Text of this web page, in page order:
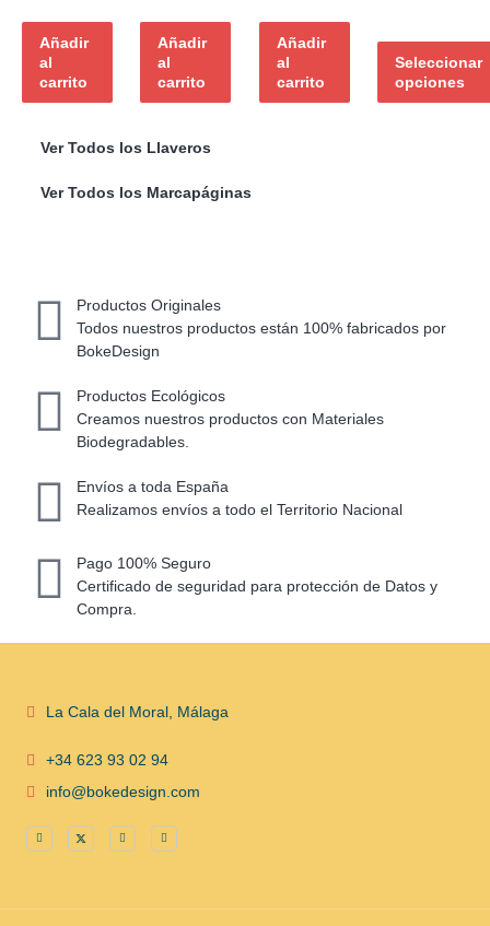
Añadir
al
carrito
Añadir
al
carrito
Añadir
al
carrito
Seleccionar
opciones
Ver Todos los Llaveros
Ver Todos los Marcapáginas
Productos Originales
Todos nuestros productos están 100% fabricados por
BokeDesign
Productos Ecológicos
Creamos nuestros productos con Materiales
Biodegradables.
Envíos a toda España
Realizamos envíos a todo el Territorio Nacional
Pago 100% Seguro
Certificado de seguridad para protección de Datos y
Compra.
La Cala del Moral, Málaga
+34 623 93 02 94
info@bokedesign.com